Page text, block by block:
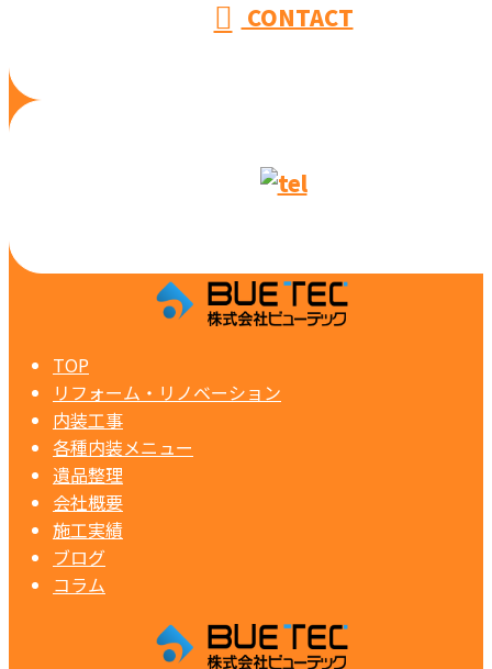
CONTACT
TOP
リフォーム・リノベーション
内装工事
各種内装メニュー
遺品整理
会社概要
施工実績
ブログ
コラム